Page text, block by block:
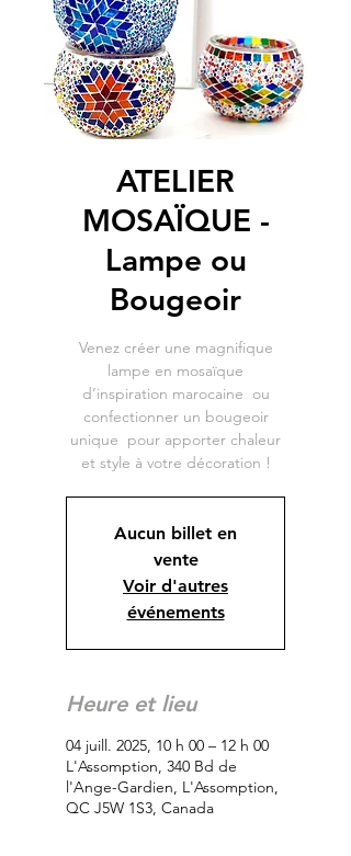
ATELIER
MOSAÏQUE -
Lampe ou
Bougeoir
Venez créer une magnifique
lampe en mosaïque
d’inspiration marocaine ou
confectionner un bougeoir
unique pour apporter chaleur
et style à votre décoration !
Aucun billet en
vente
Voir d'autres
événements
Heure et lieu
04 juill. 2025, 10 h 00 – 12 h 00
L'Assomption, 340 Bd de
l'Ange-Gardien, L'Assomption,
QC J5W 1S3, Canada